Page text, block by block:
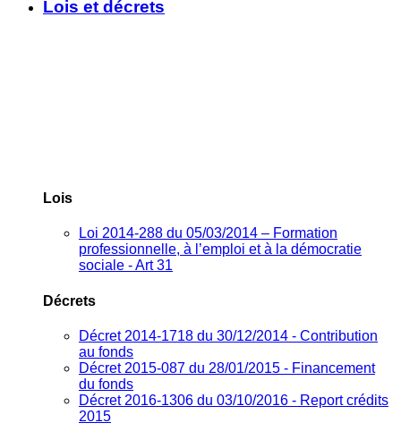
Lois et décrets
Lois
Loi 2014-288 du 05/03/2014 – Formation
professionnelle, à l’emploi et à la démocratie
sociale - Art 31
Décrets
Décret 2014-1718 du 30/12/2014 - Contribution
au fonds
Décret 2015-087 du 28/01/2015 - Financement
du fonds
Décret 2016-1306 du 03/10/2016 - Report crédits
2015